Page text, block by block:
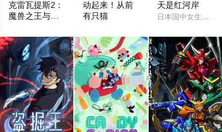
克雷瓦提斯2：
魔兽之王与虚
动起来！从前
有只猫
天是红河岸
日本国中女生铃木